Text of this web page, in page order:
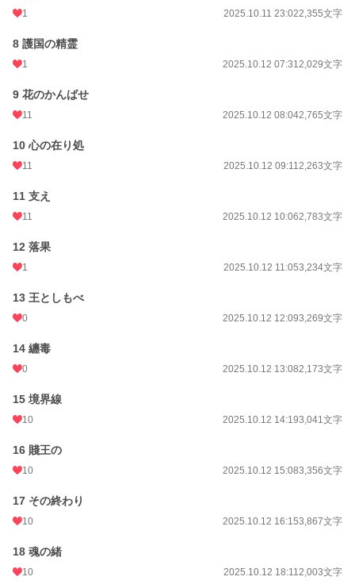
1 2025.10.11 23:022,355文字
8 護国の精霊
1 2025.10.12 07:312,029文字
9 花のかんばせ
11 2025.10.12 08:042,765文字
10 心の在り処
11 2025.10.12 09:112,263文字
11 支え
11 2025.10.12 10:062,783文字
12 落果
1 2025.10.12 11:053,234文字
13 王としもべ
0 2025.10.12 12:093,269文字
14 纏毒
0 2025.10.12 13:082,173文字
15 境界線
10 2025.10.12 14:193,041文字
16 賤王の
10 2025.10.12 15:083,356文字
17 その終わり
10 2025.10.12 16:153,867文字
18 魂の緒
10 2025.10.12 18:112,003文字